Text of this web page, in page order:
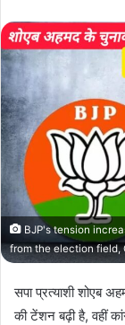
BJP's tension
from the election field,
सपा प्रत्याशी शोएब
की टेंशन बढ़ी है, वहीं